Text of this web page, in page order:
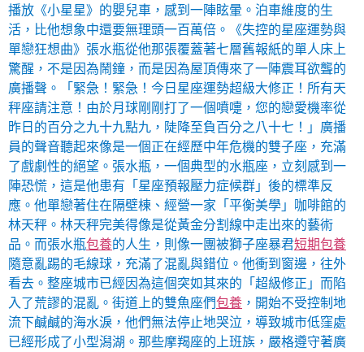
播放《小星星》的嬰兒車，感到一陣眩暈。泊車維度的生
活，比他想象中還要無理頭一百萬倍。《失控的星座運勢與
單戀狂想曲》張水瓶從他那張覆蓋著七層舊報紙的單人床上
驚醒，不是因為鬧鐘，而是因為屋頂傳來了一陣震耳欲聾的
廣播聲。「緊急！緊急！今日星座運勢超級大修正！所有天
秤座請注意！由於月球剛剛打了一個噴嚏，您的戀愛機率從
昨日的百分之九十九點九，陡降至負百分之八十七！」廣播
員的聲音聽起來像是一個正在經歷中年危機的雙子座，充滿
了戲劇性的絕望。張水瓶，一個典型的水瓶座，立刻感到一
陣恐慌，這是他患有「星座預報壓力症候群」後的標準反
應。他單戀著住在隔壁棟、經營一家「平衡美學」咖啡館的
林天秤。林天秤完美得像是從黃金分割線中走出來的藝術
品。而張水瓶包養的人生，則像一團被獅子座暴君短期包養
隨意亂踢的毛線球，充滿了混亂與錯位。他衝到窗邊，往外
看去。整座城市已經因為這個突如其來的「超級修正」而陷
入了荒謬的混亂。街道上的雙魚座們包養 ，開始不受控制地
流下鹹鹹的海水淚，他們無法停止地哭泣，導致城市低窪處
已經形成了小型潟湖。那些摩羯座的上班族，嚴格遵守著廣